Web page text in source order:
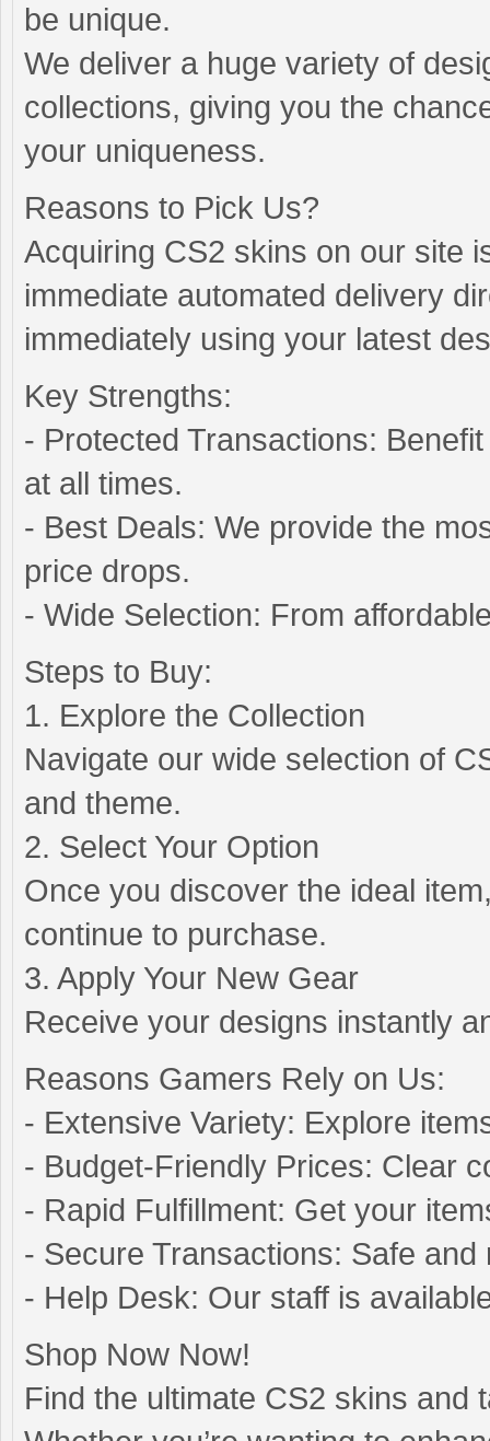
be unique.
We deliver a huge variety of
collections, giving you the
your uniqueness.
Reasons to Pick Us?
Acquiring CS2 skins on our site
immediate automated delivery
immediately using your latest
Key Strengths:
- Protected Transactions:
at all times.
- Best Deals: We provide the
price drops.
- Wide Selection: From
Steps to Buy:
1. Explore the Collection
Navigate our wide selection of
and theme.
2. Select Your Option
Once you discover the ideal
continue to purchase.
3. Apply Your New Gear
Receive your designs instantly
Reasons Gamers Rely on Us:
- Extensive Variety: Explore
- Budget-Friendly Prices: Clear
- Rapid Fulfillment: Get your
- Secure Transactions: Safe
- Help Desk: Our staff is
Shop Now Now!
Find the ultimate CS2 skins and